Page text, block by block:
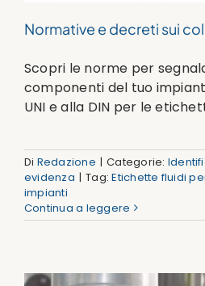
Normative e decreti sui
Scopri le norme per
componenti del tuo
UNI e alla DIN per le
Di Redazione | Categorie:
evidenza | Tag:Etichette fluidi
impianti
Continua a leggere